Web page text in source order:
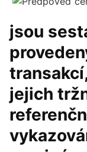
jsou
jejich